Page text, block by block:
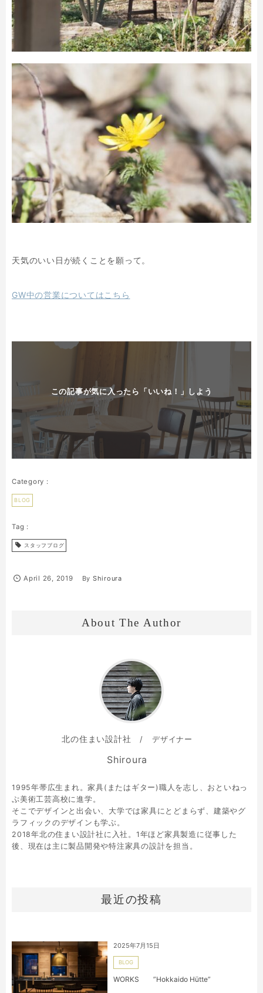
天気のいい日が続くことを願って。
GW中の営業についてはこちら
この記事が気に入ったら「いいね！」しよう
BLOG
スタッフブログ
April 26, 2019 By Shiroura
About The Author
北の住まい設計社 デザイナー
Shiroura
1995年帯広生まれ。家具(またはギター)職人を志し、おといねっ
ぷ美術工芸高校に進学。
そこでデザインと出会い、大学では家具にとどまらず、建築やグ
ラフィックのデザインも学ぶ。
2018年北の住まい設計社に入社。1年ほど家具製造に従事した
後、現在は主に製品開発や特注家具の設計を担当。
最近の投稿
2025年7月15日
BLOG
WORKS ”Hokkaido Hütte”